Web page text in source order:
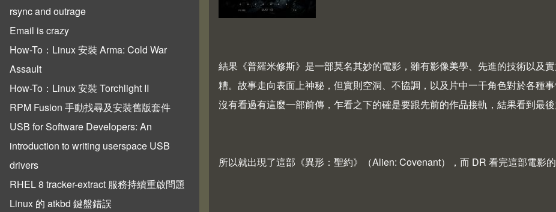
rsync and outrage
Email is crazy
How-To：Linux 安裝 Arma: Cold War
Assault
How-To：Linux 安裝 Torchlight II
RPM Fusion 手動找尋及安裝舊版套件
USB for Software Developers: An
introduction to writing userspace USB
drivers
RHEL 8 tracker-extract 服務持續重啟問題
Linux 的 atkbd 鍵盤錯誤
結果《普羅米修斯》是一部莫名其妙的電影，雖有影像美學、先進的技術以及
糟。故事走向表面上神秘，但實則空洞、不協調，以及片中一干角色對於各
沒有看過有這麼一部前傳，乍看之下的確是要跟先前的作品接軌，結果看到
所以就出現了這部《異形：聖約》（Alien: Covenant），而 DR 看完這部電影